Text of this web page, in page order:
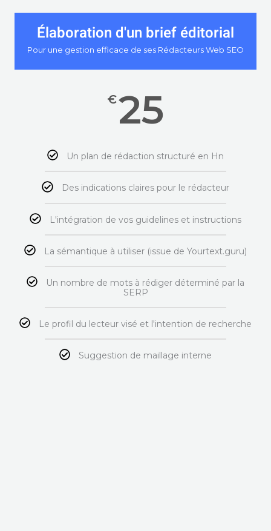
Élaboration d'un brief éditorial
Pour une gestion efficace de ses Rédacteurs Web SEO
€25
Un plan de rédaction structuré en Hn
Des indications claires pour le rédacteur
L'intégration de vos guidelines et instructions
La sémantique à utiliser (issue de Yourtext.guru)
Un nombre de mots à rédiger déterminé par la
SERP
Le profil du lecteur visé et l'intention de recherche
Suggestion de maillage interne